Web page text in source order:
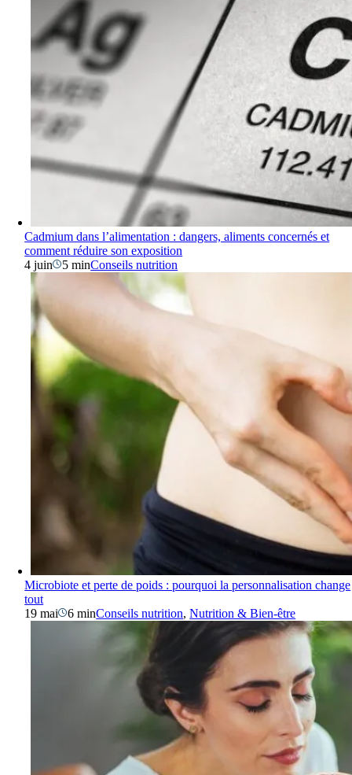
Cadmium dans l’alimentation : dangers, aliments concernés et
comment réduire son exposition
4 juin
5 minConseils nutrition
Microbiote et perte de poids : pourquoi la personnalisation change
tout
19 mai
6 minConseils nutrition,Nutrition & Bien-être